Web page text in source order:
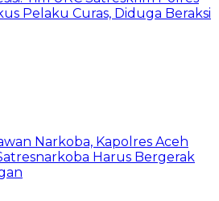
Pelaku Curas, Diduga Beraksi
Narkoba, Kapolres Aceh
Harus Bergerak